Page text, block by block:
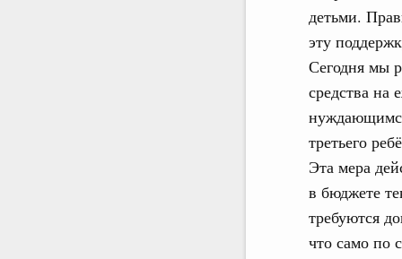
детьми.
эту
Сегодня мы
средства на
третьего
Эта мера
в бюджете
требуются
что само по